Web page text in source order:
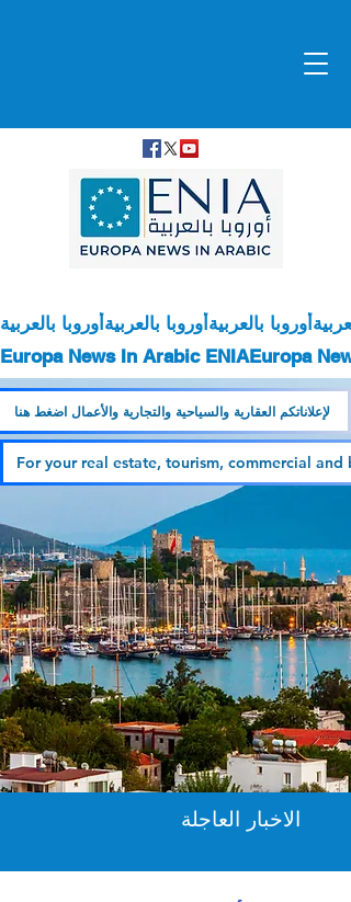
أوروبا بالعربية
Europa News In Arabic ENIA
لإعلاناتكم العقارية والسياحية والتجارية والأعمال اضغط هنا
For your real estate, tourism, commercial and
الاخبار العاجلة